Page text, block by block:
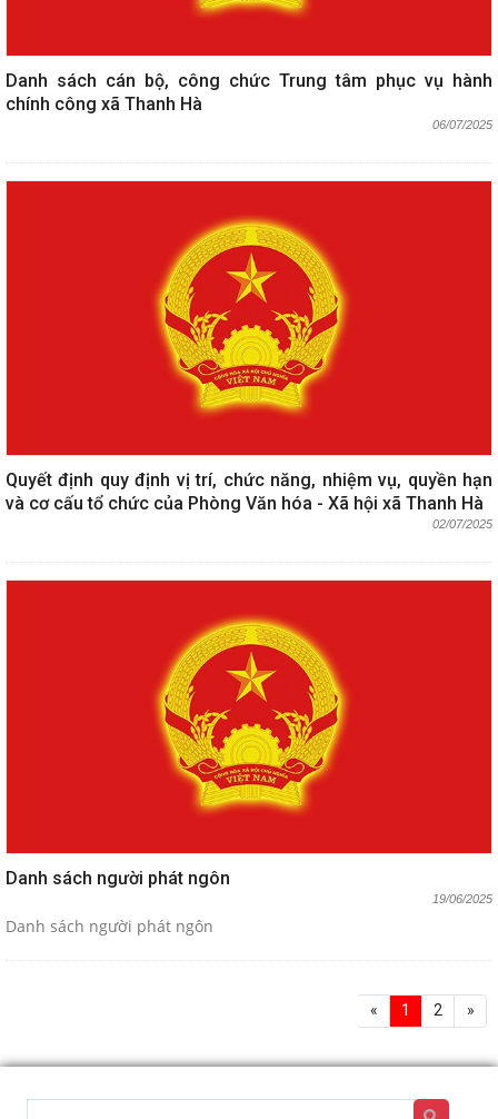
Danh sách cán bộ, công chức Trung tâm phục vụ hành
chính công xã Thanh Hà
06/07/2025
Quyết định quy định vị trí, chức năng, nhiệm vụ, quyền hạn
và cơ cấu tổ chức của Phòng Văn hóa - Xã hội xã Thanh Hà
02/07/2025
Danh sách người phát ngôn
19/06/2025
Danh sách người phát ngôn
« 1 2 »